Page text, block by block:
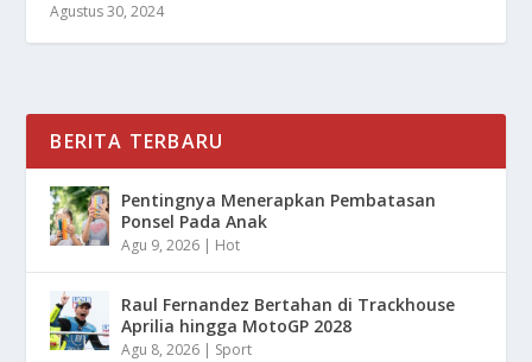
Agustus 30, 2024
BERITA TERBARU
Pentingnya Menerapkan Pembatasan
Ponsel Pada Anak
Agu 9, 2026 | Hot
Raul Fernandez Bertahan di Trackhouse
Aprilia hingga MotoGP 2028
Agu 8, 2026 | Sport